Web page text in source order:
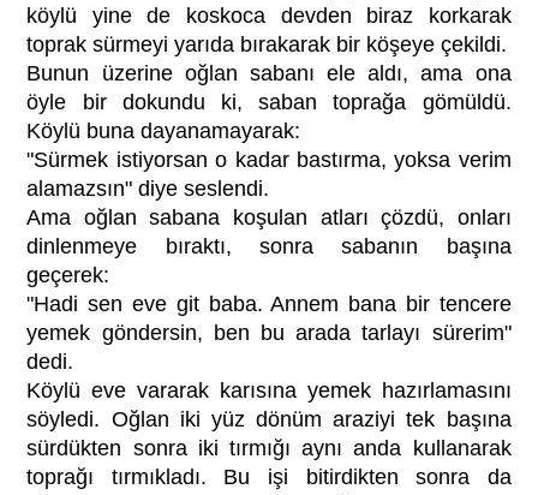
köylü yine de koskoca devden biraz korkarak
toprak sürmeyi yarıda bırakarak bir köşeye çekildi.
Bunun üzerine oğlan sabanı ele aldı, ama ona
öyle bir dokundu ki, saban toprağa gömüldü.
Köylü buna dayanamayarak:
"Sürmek istiyorsan o kadar bastırma, yoksa verim
alamazsın" diye seslendi.
Ama oğlan sabana koşulan atları çözdü, onları
dinlenmeye bıraktı, sonra sabanın başına
geçerek:
"Hadi sen eve git baba. Annem bana bir tencere
yemek göndersin, ben bu arada tarlayı sürerim"
dedi.
Köylü eve vararak karısına yemek hazırlamasını
söyledi. Oğlan iki yüz dönüm araziyi tek başına
sürdükten sonra iki tırmığı aynı anda kullanarak
toprağı tırmıkladı. Bu işi bitirdikten sonra da